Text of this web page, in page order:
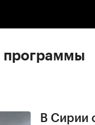
программы
В Сирии